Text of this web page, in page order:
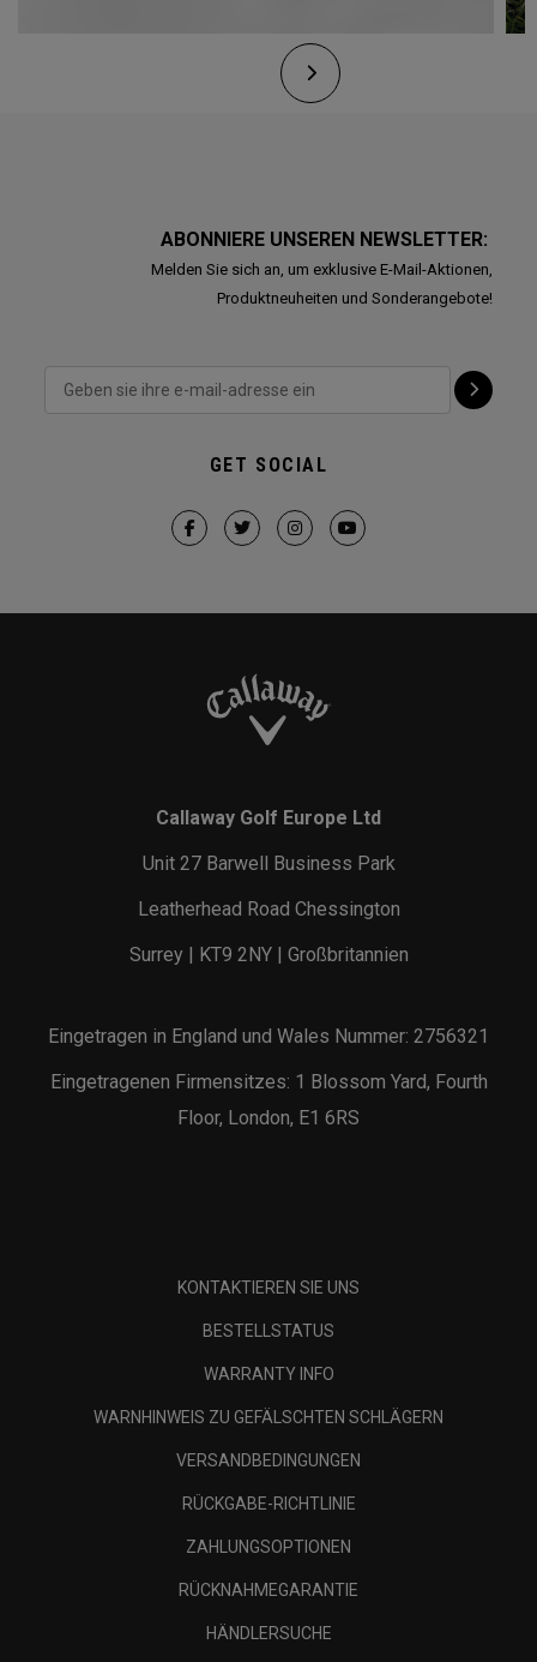
ABONNIERE UNSEREN NEWSLETTER:
Melden Sie sich an, um exklusive E-Mail-Aktionen,
Produktneuheiten und Sonderangebote!
GET SOCIAL
Callaway Golf Europe Ltd
Unit 27 Barwell Business Park
Leatherhead Road Chessington
Surrey | KT9 2NY | Großbritannien
Eingetragen in England und Wales Nummer: 2756321
Eingetragenen Firmensitzes: 1 Blossom Yard, Fourth
Floor, London, E1 6RS
KONTAKTIEREN SIE UNS
BESTELLSTATUS
WARRANTY INFO
WARNHINWEIS ZU GEFÄLSCHTEN SCHLÄGERN
VERSANDBEDINGUNGEN
RÜCKGABE-RICHTLINIE
ZAHLUNGSOPTIONEN
RÜCKNAHMEGARANTIE
HÄNDLERSUCHE